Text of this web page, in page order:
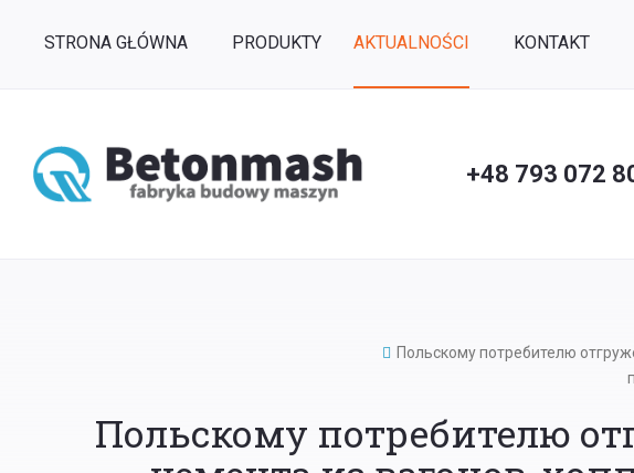
STRONA GŁÓWNA PRODUKTY AKTUALNOŚCI KONTAKT
+48 793 072
Применить
Польскому потребителю
Польскому потребителю